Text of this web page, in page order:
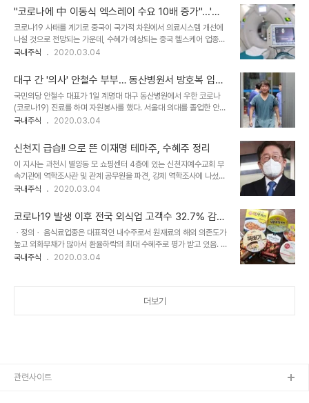
에스 #이마트
했으며 사설 학원에도 전면 휴원을 적극 권고했으며 관련주가 큰 거래
량을 오랜만에 기록했습니다. #시공테크 아이스크림에듀 최대주주는
시공테크 (지분27.8%) #캐리소프트 OTT(유튜브,유쿠,아이치이),
각종 VOD, IPTV/MPP 채널을 통해 키즈 시장 진출 #비상교육 유아
에서 고등학교까지 학원교재시장 진출, 2016년부터 초등 국정교과서
넷 강의와 오프라인 학원 운영 #NE능률..
"코로나에 中 이동식 엑스레이 수요 10배 증가"...'역
발상 투자' 뜬다!! 지금이 의료기기 관련주에 투자할때!
관련종목 모음
코로나19 사태를 계기로 중국이 국가적 차원에서 의료시스템 개선에
나설 것으로 전망되는 가운데, 수혜가 예상되는 중국 헬스케어 업종에
집중 투자하는 펀드가 새롭게 출시됩니다. 의료기기 제조/판매업체는
득증대 등으로 건강 수요가 증가됨에 따라 맞춤형 치료 및 예방을 위한
진단 중심으로 발전할 전망입니다. 최근에는 코로나19 등으로 인해 개
인 건강에 대한 관심이 증가하면서 전망이 밝다고 할 수 있습니다. 관
련 종목명 #센트럴바이오 #피씨엘 #인트로메딕 #멕아이씨에스 #신
흥 #리메드 #오스테오닉 #바디텍메드 #디알젬 #엘앤케이바이오
국내주식 2020.03.04
대구 간 '의사' 안철수 부부… 동산병원서 방호복 입고
진료 나서서 주목받은 안철수 관련주 정리
국민의당 안철수 대표가 1일 계명대 대구 동산병원에서 우한 코로나
(코로나19) 진료를 하며 자원봉사를 했다. 서울대 의대를 졸업한 안
대표는 의사 면허를 갖고 있다. 안 대표는 이날 오후 5시 30분쯤 진료
모습이었다. 안 대표는 취재진에게 "내일 또 오겠다"고 짤막하게 말한
뒤 발걸음을 옮겼다. 대구 자원봉사 진료에는 안 대표 아내인 김미경
서울대 법의학교실 교수도 함께했다. 김 교수도 의사다 #써니전자 : 송
태종 부사장, 안랩 근무 경력 보유 #안랩 : 안철수 지분 18.6%를 보
유하고 있는 최대주주 #한일네트웍스 : 안랩과 협업관계 #다믈멀티미
수 활동 #케이씨피드 ..
국내주식 2020.03.04
신천지 급습!! 으로 뜬 이재명 테마주, 수혜주 정리
이 지사는 과천시 별양동 모 쇼핑센터 4층에 있는 신천지예수교회 부
속기관에 역학조사관 및 관계 공무원을 파견, 강제 역학조사에 나섰다.
이 지사는 "대규모 감염을 막기 위한 골든타임을 놓칠 수 없어 신천지
에이텍티엔 #동신건설 #정다운 #포티스 #토탈소프트 #프리엠스 #오
리엔트바이오 #인터지스 #텔레필드 #경창산업 #플랜티넷 #형지엘리
트
국내주식 2020.03.04
코로나19 발생 이후 전국 외식업 고객수 32.7% 감
소!! 간편식이 뜬다!! 대표적 간편주 모음
ㆍ정의ㆍ 음식료업종은 대표적인 내수주로서 원재료의 해외 의존도가
높고 외화부채가 많아서 환율하락의 최대 수혜주로 평가 받고 있음. 또
한 #음식료 종목들은 대부분 독/과점업체로 안정된 실적을 보이며, 올
면서 내수주이자 경기방어주인 식품주의 거래량이 최근 크게 증가했
국내주식 2020.03.04
더보기
관련사이트